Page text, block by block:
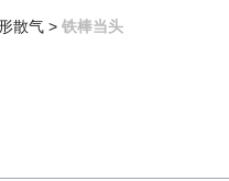
散气 > 铁棒当头